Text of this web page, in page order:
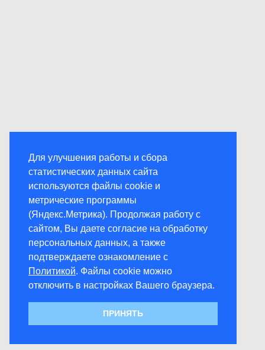
Для улучшения работы и сбора
статистических данных сайта
используются файлы cookie и
метрические программы
(Яндекс.Метрика). Продолжая работу с
сайтом, Вы даете согласие на обработку
персональных данных, а также
подтверждаете ознакомление с
Политикой. Файлы cookie можно
отключить в настройках Вашего браузера.
ПРИНЯТЬ